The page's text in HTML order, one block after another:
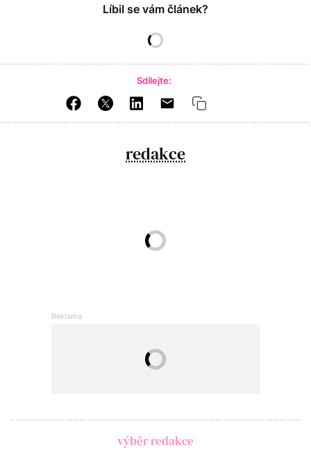
Líbil se vám článek?
Sdílejte:
redakce
výběr redakce